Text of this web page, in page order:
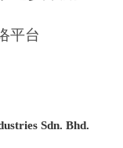
平台
Sdn. Bhd.